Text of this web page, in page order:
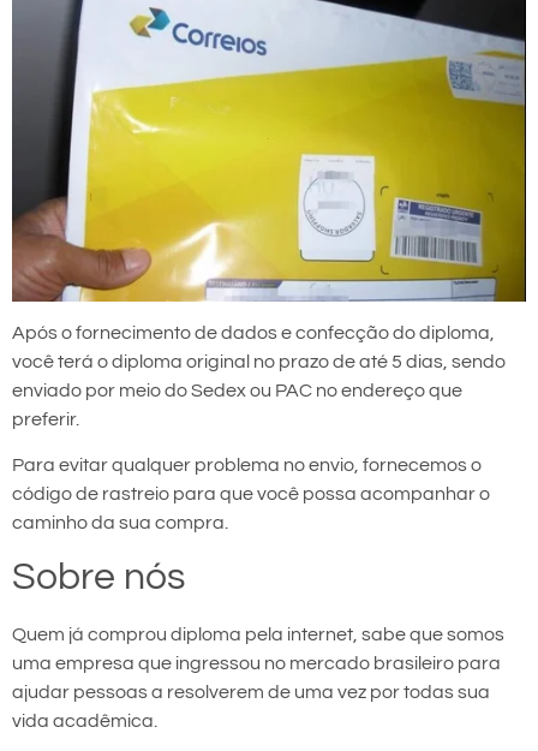
Após o fornecimento de dados e confecção do diploma,
você terá o diploma original no prazo de até 5 dias, sendo
enviado por meio do Sedex ou PAC no endereço que
preferir.
Para evitar qualquer problema no envio, fornecemos o
código de rastreio para que você possa acompanhar o
caminho da sua compra.
Sobre nós
Quem já comprou diploma pela internet, sabe que somos
uma empresa que ingressou no mercado brasileiro para
ajudar pessoas a resolverem de uma vez por todas sua
vida acadêmica.